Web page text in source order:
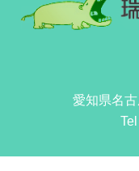
愛知県名
Tel